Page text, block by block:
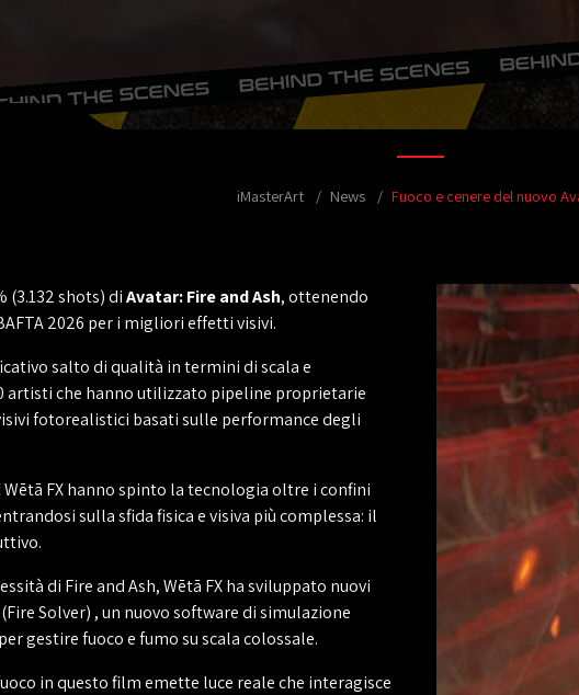
iMasterArt News Fuoco e cenere del nuovo
(3.132 shots) diAvatar: Fire and Ash, ottenendo
2026 per i migliori effetti visivi.
salto di qualità in termini di scala e
artisti che hanno utilizzato pipeline proprietarie
fotorealistici basati sulle performance degli
FX hanno spinto la tecnologia oltre i confini
sulla sfida fisica e visiva più complessa: il
di Fire and Ash, Wētā FX ha sviluppato nuovi
Solver) , un nuovo software di simulazione
gestire fuoco e fumo su scala colossale.
in questo film emette luce reale che interagisce